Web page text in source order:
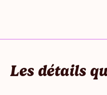
Les détails